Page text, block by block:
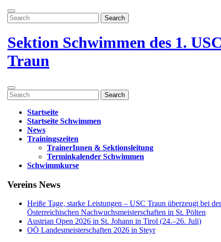
Zum
Inhalt
springen
Menü
öffnen
Search
for:
schließen
Sektion Schwimmen des 1.
Traun
Menü
öffnen
Search
for:
Startseite
Startseite Schwimmen
News
Trainingszeiten
TrainerInnen & Sektionsleitung
Terminkalender Schwimmen
Schwimmkurse
Menü
schließen
Vereins News
Heiße Tage, starke Leistungen – USC Traun überzeugt bei
Österreichischen Nachwuchsmeisterschaften in St. Pölten
Austrian Open 2026 in St. Johann in Tirol (24.–26. Juli)
OÖ Landesmeisterschaften 2026 in Steyr